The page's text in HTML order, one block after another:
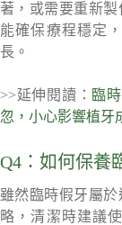
著，或需要重新
能確保療程穩定
長。
>>延伸閱讀： 臨
忽，小心影響植牙
Q4：如何保養
雖然臨時假牙屬
略，清潔時建議